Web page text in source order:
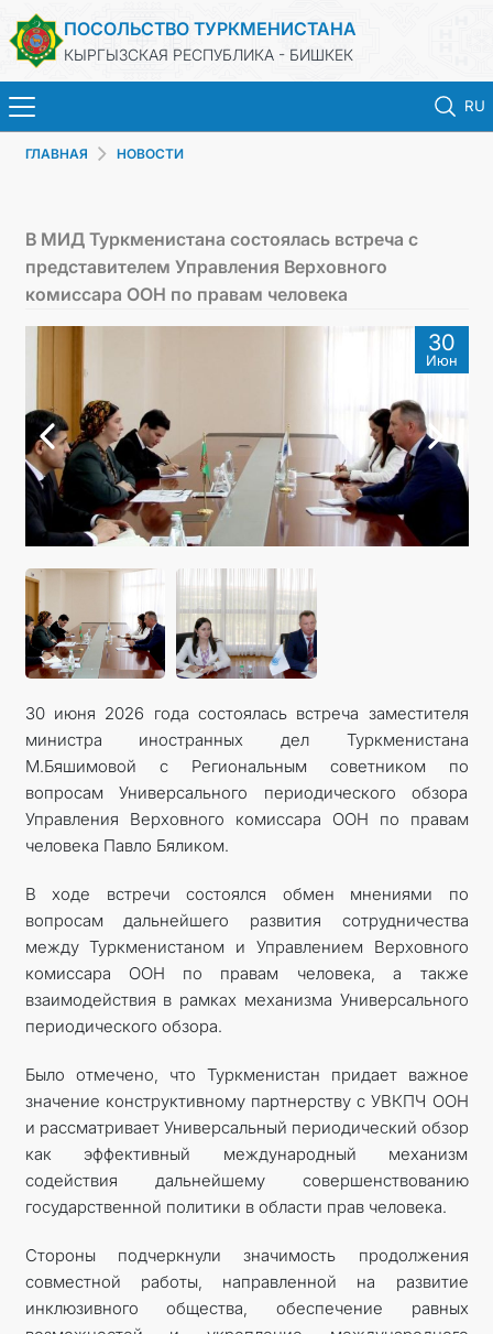
ПОСОЛЬСТВО ТУРКМЕНИСТАНА
КЫРГЫЗСКАЯ РЕСПУБЛИКА - БИШКЕК
RU
ТУРКМЕНИСТАН
МИД
КОНТАКТНЫЕ ДАННЫЕ
ГЛАВНАЯ НОВОСТИ
В МИД Туркменистана состоялась встреча с
представителем Управления Верховного
комиссара ООН по правам человека
30
Июн
30 июня 2026 года состоялась встреча заместителя
министра иностранных дел Туркменистана
М.Бяшимовой с Региональным советником по
вопросам Универсального периодического обзора
Управления Верховного комиссара ООН по правам
человека Павло Бяликом.
В ходе встречи состоялся обмен мнениями по
вопросам дальнейшего развития сотрудничества
между Туркменистаном и Управлением Верховного
комиссара ООН по правам человека, а также
взаимодействия в рамках механизма Универсального
периодического обзора.
Было отмечено, что Туркменистан придает важное
значение конструктивному партнерству с УВКПЧ ООН
и рассматривает Универсальный периодический обзор
как эффективный международный механизм
содействия дальнейшему совершенствованию
государственной политики в области прав человека.
Стороны подчеркнули значимость продолжения
совместной работы, направленной на развитие
инклюзивного общества, обеспечение равных